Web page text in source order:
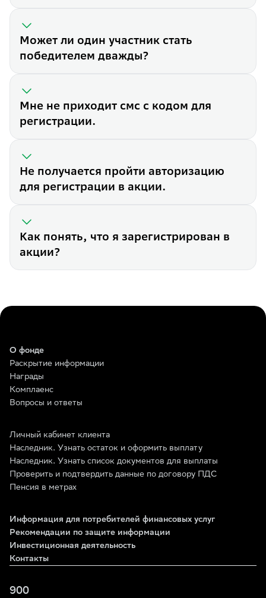
Что нужно для участия в
Зарегистрироваться
Оплачивать с 24.03.2025 по
Важно:взнос должен
Если у вас уже есть
Пример расчета шансов:
1 000 ₽ = 1 шанс
Результаты будут
1-й период: с 24.03.2025 по
Убедитесь, что смартфон
Если вы успешно
Как понять, что я
При входе в Личный
Если вы попытаетесь
Может ли один участник стать
победителем дважды?
Мне не приходит смс с кодом для
регистрации.
Не получается пройти авторизацию
для регистрации в акции.
Как понять, что я зарегистрирован в
акции?
О фонде
Раскрытие информации
Награды
Комплаенс
Вопросы и ответы
Личный кабинет клиента
Наследник. Узнать остаток и оформить выплату
Наследник. Узнать список документов для выплаты
Проверить и подтвердить данные по договору ПДС
Пенсия в метрах
Информация для потребителей финансовых услуг
Рекомендации по защите информации
Инвестиционная деятельность
Контакты
900